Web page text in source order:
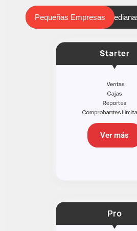
Pequeñas Empresas
Pequeñas Empresas
Ver más